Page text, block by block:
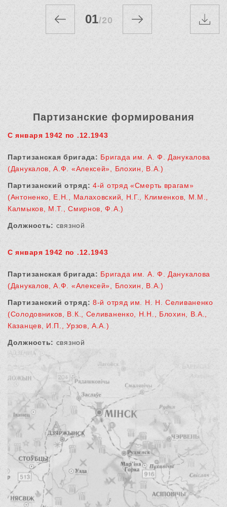
01/20
Партизанские формирования
С января 1942 по .12.1943
Партизанская бригада: Бригада им. А. Ф. Данукалова
(Данукалов, А.Ф. «Алексей», Блохин, В.А.)
Партизанский отряд: 4-й отряд «Смерть врагам»
(Антоненко, Е.Н., Малаховский, Н.Г., Клименков, М.М.,
Калмыков, М.Т., Смирнов, Ф.А.)
Должность: связной
С января 1942 по .12.1943
Партизанская бригада: Бригада им. А. Ф. Данукалова
(Данукалов, А.Ф. «Алексей», Блохин, В.А.)
Партизанский отряд: 8-й отряд им. Н. Н. Селиваненко
(Солодовников, В.К., Селиваненко, Н.Н., Блохин, В.А.,
Казанцев, И.П., Урзов, А.А.)
Должность: связной